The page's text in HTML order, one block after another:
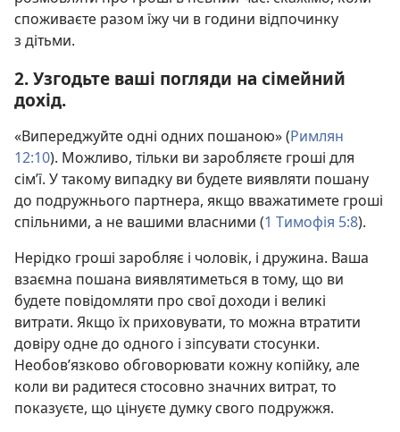
споживаєте разом їжу чи в години відпочинку
з дітьми.
2. Узгодьте ваші погляди на сімейний
дохід.
«Випереджуйте одні одних пошаною» (Римлян
12:10). Можливо, тільки ви заробляєте гроші для
сім’ї. У такому випадку ви будете виявляти пошану
до подружнього партнера, якщо вважатимете гроші
спільними, а не вашими власними (1 Тимофія 5:8).
Нерідко гроші заробляє і чоловік, і дружина. Ваша
взаємна пошана виявлятиметься в тому, що ви
будете повідомляти про свої доходи і великі
витрати. Якщо їх приховувати, то можна втратити
довіру одне до одного і зіпсувати стосунки.
Необов’язково обговорювати кожну копійку, але
коли ви радитеся стосовно значних витрат, то
показуєте, що цінуєте думку свого подружжя.